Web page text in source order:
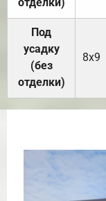
Под
усадку
(без
отделки)
8х9